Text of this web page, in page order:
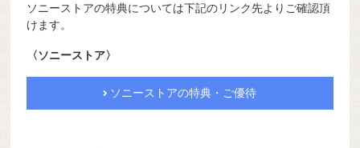
ソニーストアの特典については下記のリンク先よりご確認頂
けます。
〈ソニーストア〉
ソニーストアの特典・ご優待